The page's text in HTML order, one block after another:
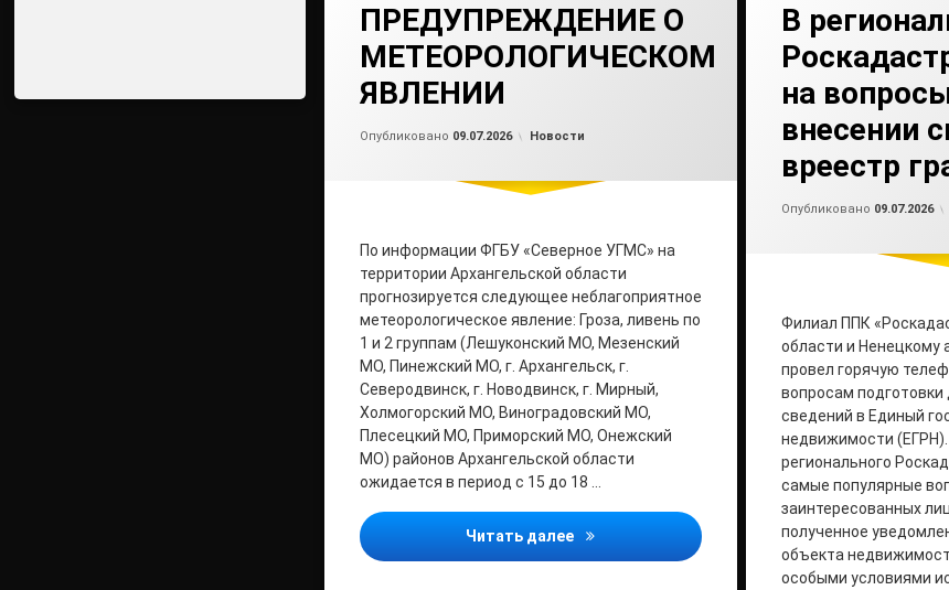
ПРЕДУПРЕЖДЕНИЕ О
МЕТЕОРОЛОГИЧЕСКОМ
ЯВЛЕНИИ
Опубликовано 09.07.2026 Рубрики:
Новости
По информации ФГБУ «Северное УГМС» на
территории Архангельской области
прогнозируется следующее неблагоприятное
метеорологическое явление: Гроза, ливень по
1 и 2 группам (Лешуконский МО, Мезенский
МО, Пинежский МО, г. Архангельск, г.
Северодвинск, г. Новодвинск, г. Мирный,
Холмогорский МО, Виноградовский МО,
Плесецкий МО, Приморский МО, Онежский
МО) районов Архангельской области
ожидается в период с 15 до 18 …
Читать далее ПРЕДУПРЕЖДЕНИЕ О МЕТЕОРОЛОГИЧЕСКОМ
В
на
внесении
вреестр
Опубликовано 09.07.2026
Филиал ППК
области и Ненецкому
провел горячую
вопросам подготовки
сведений в Единый
недвижимости
регионального
самые популярные
заинтересованных
полученное
объекта
особыми условиями